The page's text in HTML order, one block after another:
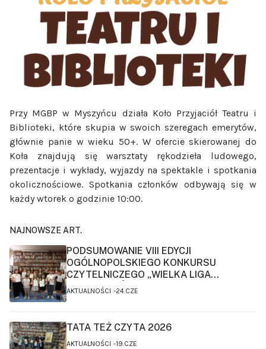
Przy MGBP w Myszyńcu działa Koło Przyjaciół Teatru i
Biblioteki, które skupia w swoich szeregach emerytów,
głównie panie w wieku 50+. W ofercie skierowanej do
Koła znajdują się warsztaty rękodzieła ludowego,
prezentacje i wykłady, wyjazdy na spektakle i spotkania
okolicznościowe. Spotkania członków odbywają się w
każdy wtorek o godzinie 10:00.
NAJNOWSZE ART.
PODSUMOWANIE VIII EDYCJI
OGÓLNOPOLSKIEGO KONKURSU
CZYTELNICZEGO „WIELKA LIGA
CZYTELNIKÓW”
AKTUALNOŚCI 24.CZE
TATA TEŻ CZYTA 2026
AKTUALNOŚCI 19.CZE